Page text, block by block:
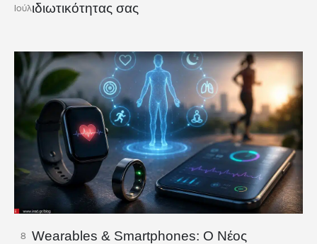
Ιούλιδιωτικότητας σας
8 Wearables & Smartphones: Ο Νέος